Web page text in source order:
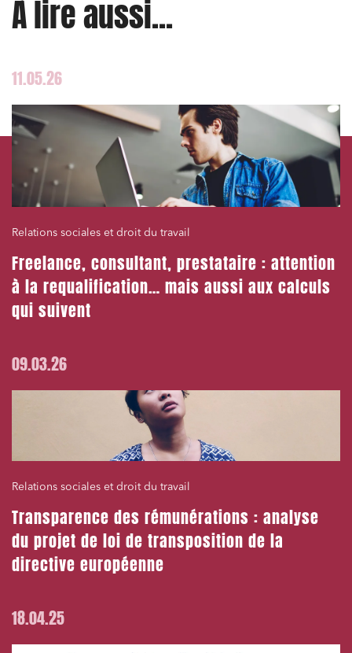
À lire aussi...
11.05.26
Relations sociales et droit du travail
Freelance, consultant, prestataire : attention
à la requalification… mais aussi aux calculs
qui suivent
09.03.26
Relations sociales et droit du travail
Transparence des rémunérations : analyse
du projet de loi de transposition de la
directive européenne
18.04.25
Commande publique
Environnement
Banque finance et assurance
Droit des sociétés et Fusions-Acquisitions
J'ai lu et j'accepte lapolitique de confidentialité